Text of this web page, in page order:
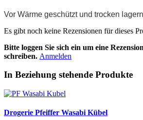
Vor Wärme geschützt und trocken
Es gibt noch keine Rezensionen für dieses
Bitte loggen Sie sich ein um eine
schreiben. Anmelden
In Beziehung stehende Produkte
Drogerie Pfeiffer Wasabi Kübel